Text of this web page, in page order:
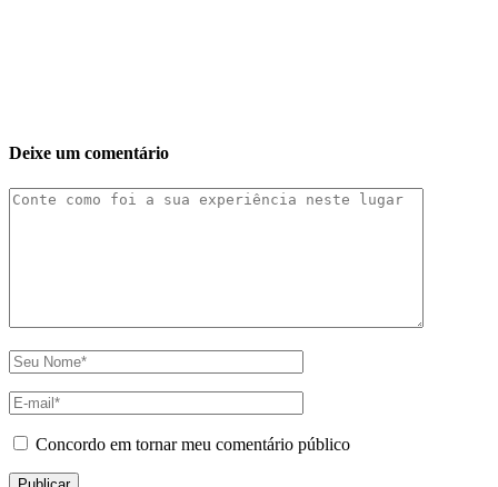
Deixe um comentário
Concordo em tornar meu comentário público